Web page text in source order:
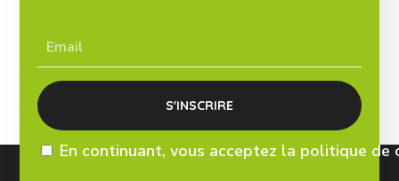
En continuant, vous acceptez la politique